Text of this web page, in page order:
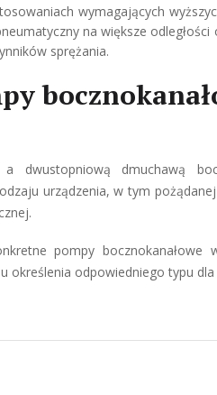
wymagających
na większe odległości
sprężania.
dwustopniową dmuchawą
urządzenia, w tym
pompy
określenia odpowiedniego typu